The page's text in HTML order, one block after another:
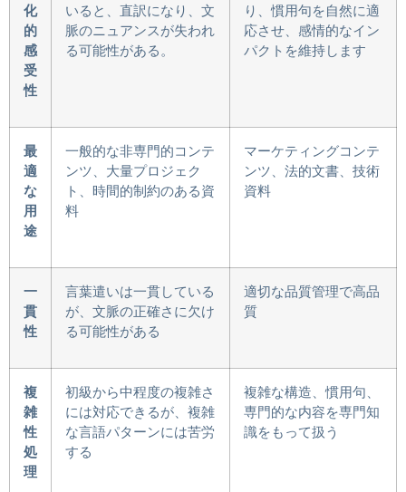
化
的
感
受
性
いると、直訳になり、文
脈のニュアンスが失われ
る可能性がある。
り、慣用句を自然に適
応させ、感情的なイン
パクトを維持します
最
適
な
用
途
一般的な非専門的コンテ
ンツ、大量プロジェク
ト、時間的制約のある資
料
マーケティングコンテ
ンツ、法的文書、技術
資料
一
貫
性
言葉遣いは一貫している
が、文脈の正確さに欠け
る可能性がある
適切な品質管理で高品
質
複
雑
性
処
理
初級から中程度の複雑さ
には対応できるが、複雑
な言語パターンには苦労
する
複雑な構造、慣用句、
専門的な内容を専門知
識をもって扱う